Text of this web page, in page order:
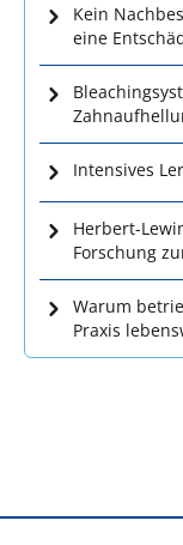
Kein
eine
Intensives
Herbert-
Forschung
Warum
Praxis